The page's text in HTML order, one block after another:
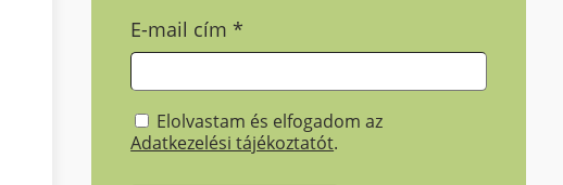
E-mail cím*
Elolvastam és elfogadom az
Adatkezelési tájékoztatót.